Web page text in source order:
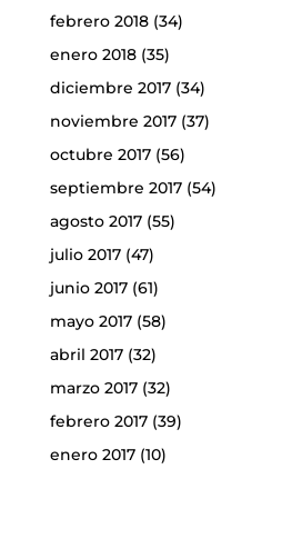
febrero 2018(34)
enero 2018(35)
diciembre 2017(34)
noviembre 2017(37)
octubre 2017(56)
septiembre 2017(54)
agosto 2017(55)
julio 2017(47)
junio 2017(61)
mayo 2017(58)
abril 2017(32)
marzo 2017(32)
febrero 2017(39)
enero 2017(10)